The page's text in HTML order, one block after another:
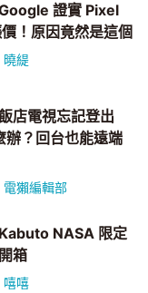
證實 Pixel
！原因竟然是這個
曉緹
店電視忘記登出
？回台也能遠端
電獺編輯部
NASA 限定
箱
嘻嘻